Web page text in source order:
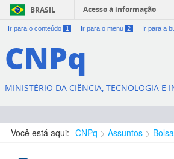
BRASIL Acesso à informação
Ir para o conteúdo 1 Ir para o menu 2 Ir para a
CNPq
MINISTÉRIO DA CIÊNCIA, TECNOLOGIA E
Você está aqui: CNPq Assuntos